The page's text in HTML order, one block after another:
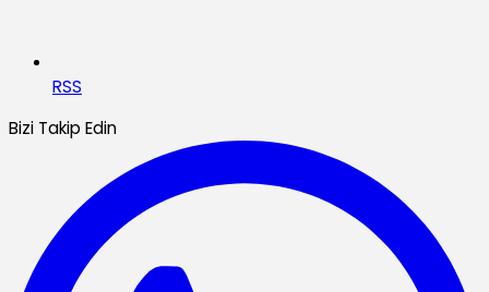
RSS
Bizi Takip Edin